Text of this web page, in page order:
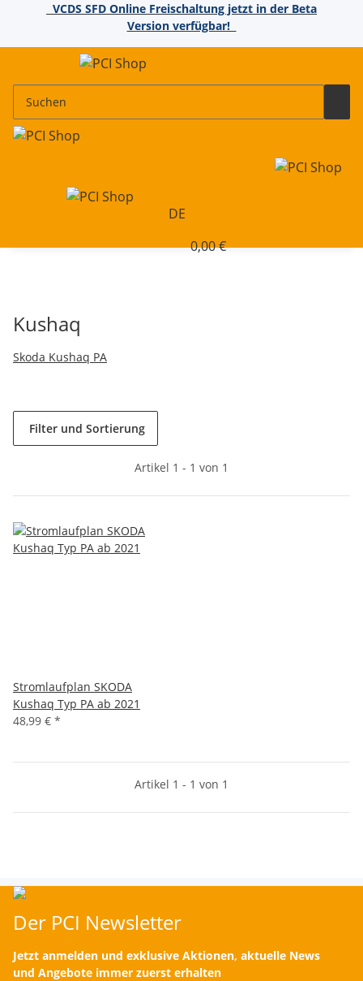
VCDS SFD Online Freischaltung jetzt in der Beta
Version verfügbar!
DE
0,00 €
Kushaq
Skoda Kushaq PA
Filter und Sortierung
Artikel 1 - 1 von 1
Stromlaufplan SKODA
Kushaq Typ PA ab 2021
48,99 € *
Artikel 1 - 1 von 1
Der PCI Newsletter
Jetzt anmelden und exklusive Aktionen, aktuelle News
und Angebote immer zuerst erhalten